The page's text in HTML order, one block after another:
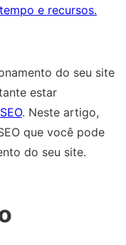
e recursos.
do seu site
estar
. Neste artigo,
que você pode
do seu site.